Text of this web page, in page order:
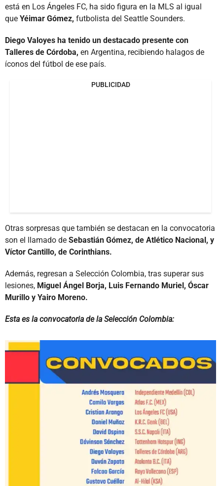
está en Los Ángeles FC, ha sido figura en la MLS al igual
que Yéimar Gómez, futbolista del Seattle Sounders.
Diego Valoyes ha tenido un destacado presente con
Talleres de Córdoba, en Argentina, recibiendo halagos de
íconos del fútbol de ese país.
PUBLICIDAD
Otras sorpresas que también se destacan en la convocatoria
son el llamado de Sebastián Gómez, de Atlético Nacional, y
Víctor Cantillo, de Corinthians.
Además, regresan a Selección Colombia, tras superar sus
lesiones, Miguel Ángel Borja, Luis Fernando Muriel, Óscar
Murillo y Yairo Moreno.
Esta es la convocatoria de la Selección Colombia: